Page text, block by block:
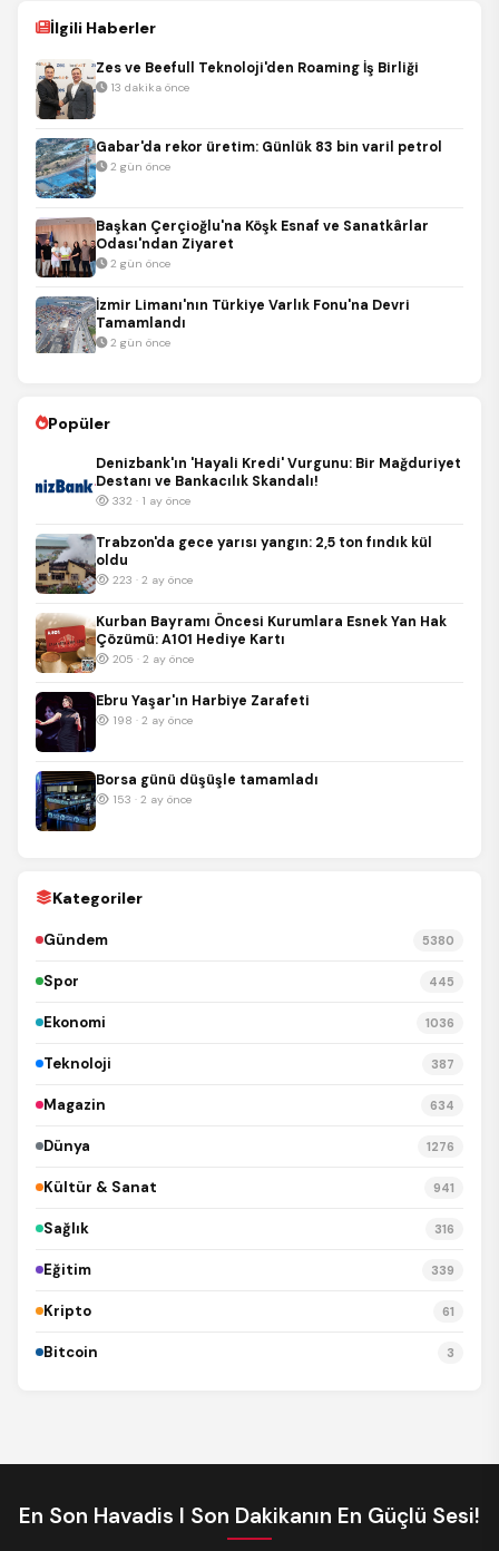
İlgili Haberler
Zes ve Beefull Teknoloji'den Roaming İş Birliği
13 dakika önce
Gabar'da rekor üretim: Günlük 83 bin varil petrol
2 gün önce
Başkan Çerçioğlu'na Köşk Esnaf ve Sanatkârlar
Odası'ndan Ziyaret
2 gün önce
İzmir Limanı'nın Türkiye Varlık Fonu'na Devri
Tamamlandı
2 gün önce
Popüler
Denizbank'ın 'Hayali Kredi' Vurgunu: Bir Mağduriyet
Destanı ve Bankacılık Skandalı!
332 · 1 ay önce
Trabzon'da gece yarısı yangın: 2,5 ton fındık kül
oldu
223 · 2 ay önce
Kurban Bayramı Öncesi Kurumlara Esnek Yan Hak
Çözümü: A101 Hediye Kartı
205 · 2 ay önce
Ebru Yaşar'ın Harbiye Zarafeti
198 · 2 ay önce
Borsa günü düşüşle tamamladı
153 · 2 ay önce
Kategoriler
Gündem 5380
Spor 445
Ekonomi 1036
Teknoloji 387
Magazin 634
Dünya 1276
Kültür & Sanat 941
Sağlık 316
Eğitim 339
Kripto 61
Bitcoin 3
En Son Havadis I Son Dakikanın En Güçlü Sesi!